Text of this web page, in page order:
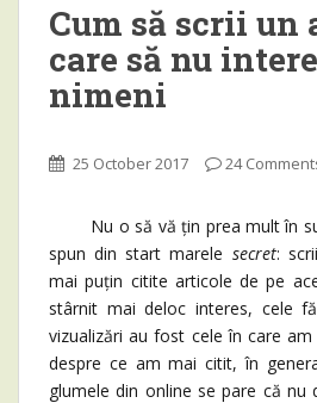
Cum să scrii un
care să nu
nimeni
25 October 2017 24
Nu o să vă țin prea mult în
spun din start marele secret:
mai puțin citite articole de pe
stârnit mai deloc interes, cele
vizualizări au fost cele în care
despre ce am mai citit, în
glumele din online se pare că